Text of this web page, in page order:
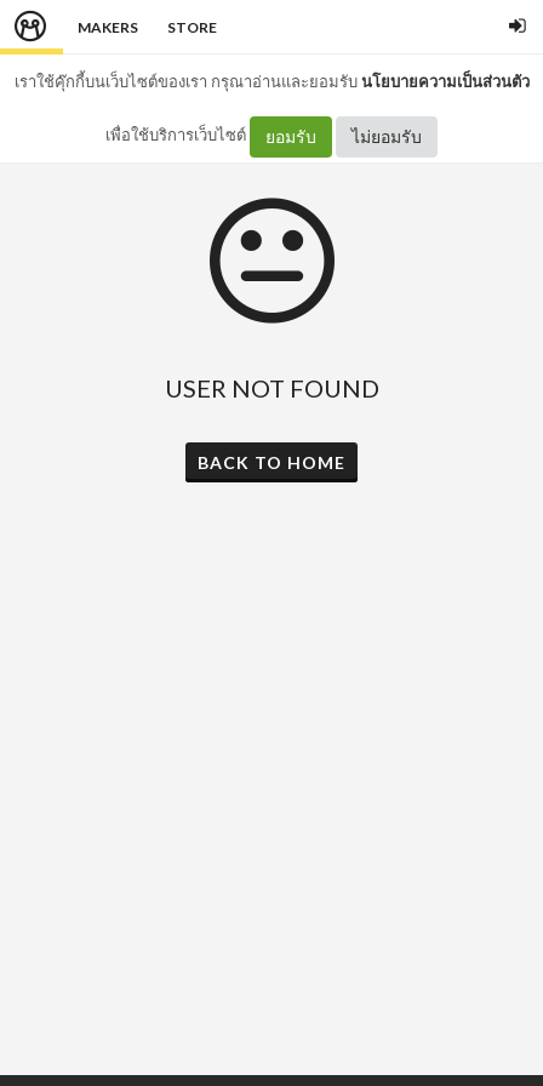
MAKERS STORE
เราใช้คุ๊กกี้บนเว็บไซต์ของเรา กรุณาอ่านและยอมรับนโยบายความเป็นส่วนตัว
เพื่อใช้บริการเว็บไซต์ ยอมรับ ไม่ยอมรับ
USER NOT FOUND
BACK TO HOME